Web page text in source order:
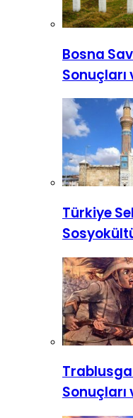
Bosna
Sonuçları
Türkiye
Sonuçları